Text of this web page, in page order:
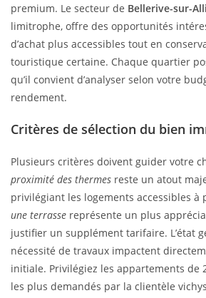
premium. Le secteur de Bellerive-sur-
limitrophe, offre des opportunités
d’achat plus accessibles tout en
touristique certaine. Chaque quartier
qu’il convient d’analyser selon votre
rendement.
Critères de sélection du bien
Plusieurs critères doivent guider votre
proximité des thermes reste un atout
privilégiant les logements accessibles à
une terrasse représente un plus
justifier un supplément tarifaire. L’état
nécessité de travaux impactent
initiale. Privilégiez les appartements de
les plus demandés par la clientèle